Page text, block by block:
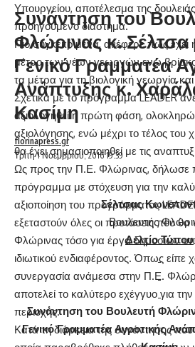
Υπουργείου, αποτέλεσμα της δουλειάς
προηγούμενο διάστημα.
Πιο συγκεκριμένα, ανέφερε πως έχει
μέτρο των νέων γεωργών ενώ
τα μέτρα για τη βιολογική γεωργία
Σχετικά με το πρόγραμμα LEADER
αξιολογηθεί η πρώτη φάση,
αξιολόγησης, ενώ μέχρι το τέλος
θα έχει σημασιοποιηθεί με τις
Ως προς την Π.Ε. Φλώρινας, δήλωσε
πρόγραμμα με στόχευση για την
αξιοποίηση του προγράμματος
εξεταστούν όλες οι προτάσεις που
Φλώρινας τόσο για έργα δημοσίων
ιδιωτικού ενδιαφέροντος. Όπως είπε
συνεργασία ανάμεσα στην Π.Ε.
αποτελεί το καλύτερο εχέγγυο για
περιοχής.
Κατά τη διάρκεια της συνάντησης
Συνάντηση του
Φλώρινας κ. Σέλτσα
Γενικό Γραμματέα
Ανάπτυξης κ.
Κασίμη
Τρίτη 1 Νοεμβρίου, 2016 19:39
florinapress.gr
Σέλτσας
Βουλευτής
Δελτίο Τύπου
Συνάντηση του Βουλευτή
Γενικό Γραμματέα Αγροτικής